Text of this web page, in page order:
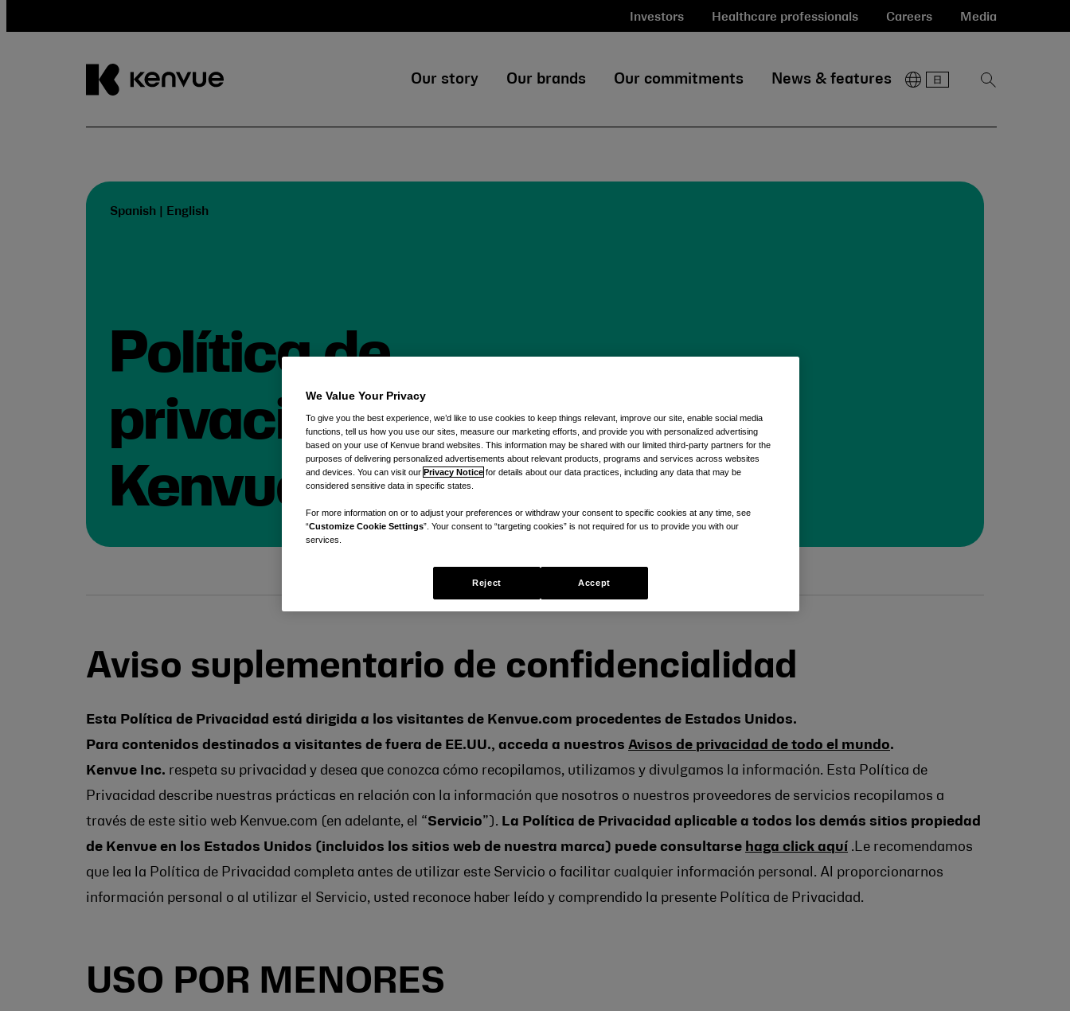
Investors Healthcare professionals Careers Media
Our story Our brands Our commitments News & features
Show
Spanish English
Política de
privacidad de
Kenvue.com US
Aviso suplementario de confidencialidad
Esta Política de Privacidad está dirigida a los visitantes de Kenvue.com procedentes de Estados Unidos.
Para contenidos destinados a visitantes de fuera de EE.UU., acceda a nuestros Avisos de privacidad de todo el mundo.
Kenvue Inc. respeta su privacidad y desea que conozca cómo recopilamos, utilizamos y divulgamos la información. Esta Política de
Privacidad describe nuestras prácticas en relación con la información que nosotros o nuestros proveedores de servicios recopilamos a
través de este sitio web Kenvue.com (en adelante, el “Servicio”). La Política de Privacidad aplicable a todos los demás sitios propiedad
de Kenvue en los Estados Unidos (incluidos los sitios web de nuestra marca) puede consultarse haga click aquí .Le recomendamos
que lea la Política de Privacidad completa antes de utilizar este Servicio o facilitar cualquier información personal. Al proporcionarnos
información personal o al utilizar el Servicio, usted reconoce haber leído y comprendido la presente Política de Privacidad.
USO POR MENORES
We Value Your Privacy
To give you the best experience, we’d like to use cookies to keep things relevant, improve our site, enable social media
functions, tell us how you use our sites, measure our marketing efforts, and provide you with personalized advertising
based on your use of Kenvue brand websites. This information may be shared with our limited third-party partners for the
purposes of delivering personalized advertisements about relevant products, programs and services across websites
and devices. You can visit our Privacy Notice for details about our data practices, including any data that may be
considered sensitive data in specific states.
For more information on or to adjust your preferences or withdraw your consent to specific cookies at any time, see
“Customize Cookie Settings”. Your consent to “targeting cookies” is not required for us to provide you with our
services.
Reject Accept